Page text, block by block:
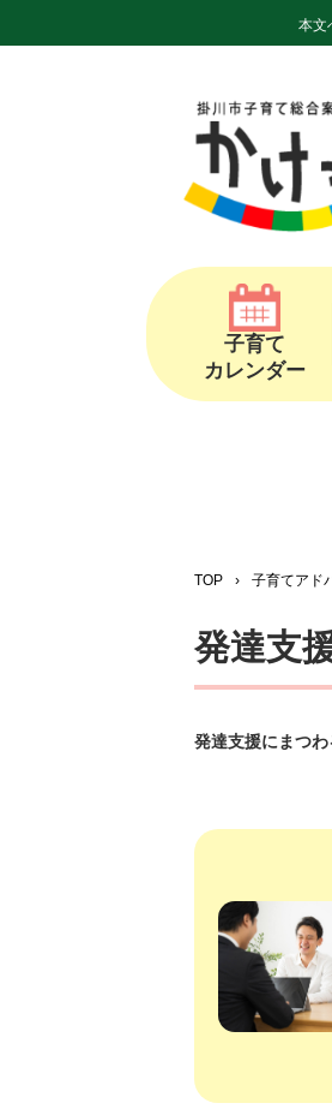
本文
子育て
カレンダー
TOP › 子育てアド
発達支
発達支援にまつ